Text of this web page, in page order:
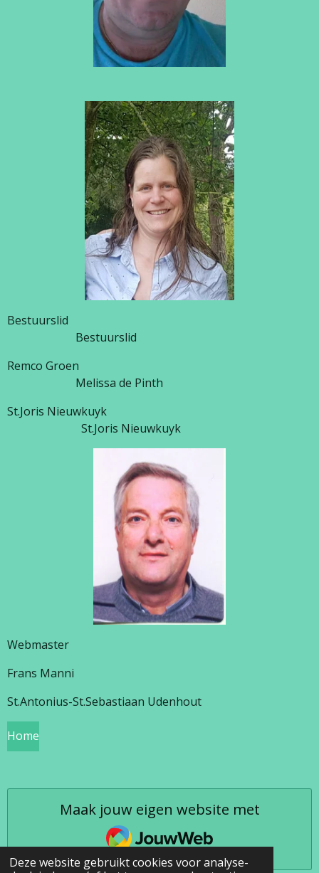
Deze website gebruikt cookies voor analyse-
Bestuurslid
Bestuurslid
Remco Groen
Melissa de Pinth
St.Joris Nieuwkuyk
St.Joris Nieuwkuyk
Webmaster
Frans Manni
St.Antonius-St.Sebastiaan Udenhout
Home
Maak jouw eigen website met
JouwWeb